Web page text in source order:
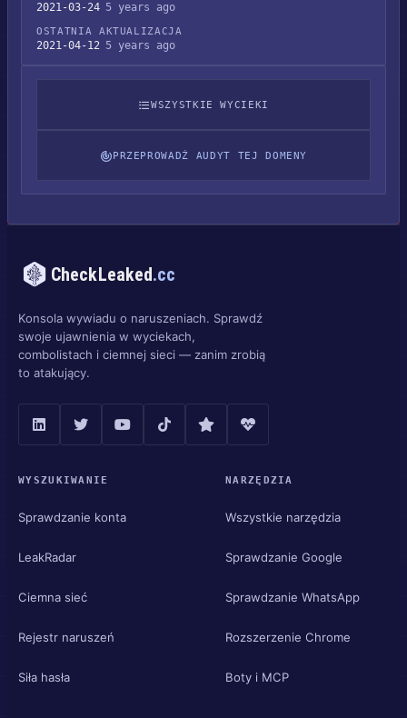
2021-03-24 5 years ago
OSTATNIA AKTUALIZACJA
2021-04-12 5 years ago
WSZYSTKIE WYCIEKI
PRZEPROWADŹ AUDYT TEJ DOMENY
CheckLeaked.cc
Konsola wywiadu o naruszeniach. Sprawdź
swoje ujawnienia w wyciekach,
combolistach i ciemnej sieci — zanim zrobią
to atakujący.
WYSZUKIWANIE
Sprawdzanie konta
LeakRadar
Ciemna sieć
Rejestr naruszeń
Siła hasła
NARZĘDZIA
Wszystkie narzędzia
Sprawdzanie Google
Sprawdzanie WhatsApp
Rozszerzenie Chrome
Boty i MCP